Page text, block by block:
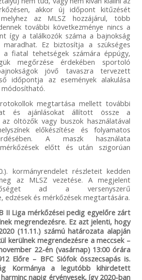
akkor új időpont kitűzését
melyhez az MLSZ hozzájárul, több
további következménye nincs a
így a találkozók száma a bajnokság
maradhat. Ez biztosítja a szükséges
a fiatal tehetségek számára éppúgy,
megőrzése érdekében sportoló
jövő tavaszra tervezett
időpontja az események alakulása
módosítható.
megtartása mellett további
és ajánlásokat állított össze a
öltözők vagy buszok használatával
előkészítése és folyamatos
A maszk használata
előtt és után szigorúan
kormányrendelet részleteit kedden
az MLSZ vezetése. A megjelent
ad a versenyszerű
edzések és mérkőzések megtartására.
II Liga mérkőzései pedig egyelőre zárt
megrendezésre. Ez azt jelenti, hogy
(11.11.) számú határozata alapján
kerülnek megrendezésre a meccsek –
22-én (vasárnap) 13:00 órára
Előre – BFC Siófok összecsapás is.
Kormánya a legutóbb kihirdetett
napig érvényesek, így 2020-ban